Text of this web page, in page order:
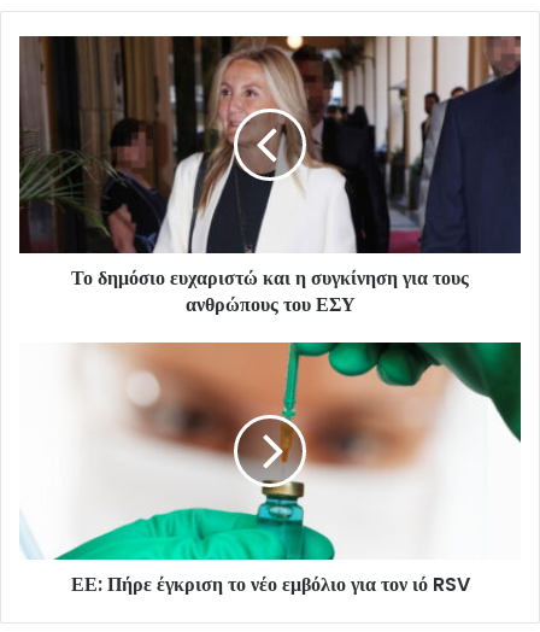
Το δημόσιο ευχαριστώ και η συγκίνηση για τους
ανθρώπους του ΕΣΥ
ΕΕ: Πήρε έγκριση το νέο εμβόλιο για τον ιό RSV